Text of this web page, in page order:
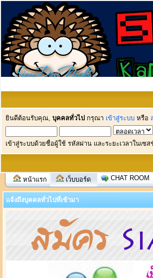
ยินดีต้อนรับคุณ, บุคคลทั่วไป กรุณา เข้าสู่ระบบ หรือ
เข้าสู่ระบบด้วยชื่อผู้ใช้ รหัสผ่าน และระยะเวลาในเซ
หน้าแรก เว็บบอร์ด CHAT ROOM
แจ้งถึงบุคคลทั่วไปที่เข้ามา